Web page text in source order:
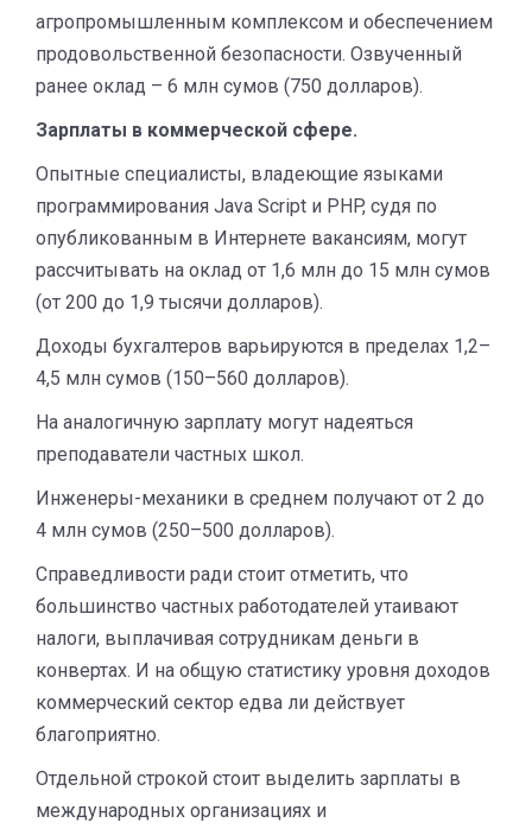
агропромышленным комплексом и обеспечением
продовольственной безопасности. Озвученный
ранее оклад – 6 млн сумов (750 долларов).
Зарплаты в коммерческой сфере.
Опытные специалисты, владеющие языками
программирования Java Script и PHP, судя по
опубликованным в Интернете вакансиям, могут
рассчитывать на оклад от 1,6 млн до 15 млн сумов
(от 200 до 1,9 тысячи долларов).
Доходы бухгалтеров варьируются в пределах 1,2–
4,5 млн сумов (150–560 долларов).
На аналогичную зарплату могут надеяться
преподаватели частных школ.
Инженеры-механики в среднем получают от 2 до
4 млн сумов (250–500 долларов).
Справедливости ради стоит отметить, что
большинство частных работодателей утаивают
налоги, выплачивая сотрудникам деньги в
конвертах. И на общую статистику уровня доходов
коммерческий сектор едва ли действует
благоприятно.
Отдельной строкой стоит выделить зарплаты в
международных организациях и